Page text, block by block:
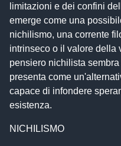
limitazioni e dei confini
emerge come una
nichilismo, una corrente
intrinseco o il valore della
pensiero nichilista
presenta come
capace di infondere
esistenza.
NICHILISMO